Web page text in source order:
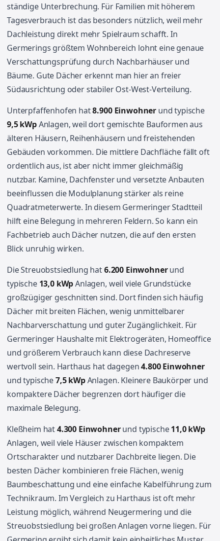
ständige Unterbrechung. Für Familien mit höherem
Tagesverbrauch ist das besonders nützlich, weil mehr
Dachleistung direkt mehr Spielraum schafft. In
Germerings größtem Wohnbereich lohnt eine genaue
Verschattungsprüfung durch Nachbarhäuser und
Bäume. Gute Dächer erkennt man hier an freier
Südausrichtung oder stabiler Ost-West-Verteilung.
Unterpfaffenhofen hat8.900 Einwohner und typische
9,5 kWpAnlagen, weil dort gemischte Bauformen aus
älteren Häusern, Reihenhäusern und freistehenden
Gebäuden vorkommen. Die mittlere Dachfläche fällt oft
ordentlich aus, ist aber nicht immer gleichmäßig
nutzbar. Kamine, Dachfenster und versetzte Anbauten
beeinflussen die Modulplanung stärker als reine
Quadratmeterwerte. In diesem Germeringer Stadtteil
hilft eine Belegung in mehreren Feldern. So kann ein
Fachbetrieb auch Dächer nutzen, die auf den ersten
Blick unruhig wirken.
Die Streuobstsiedlung hat6.200 Einwohnerund
typische 13,0 kWpAnlagen, weil viele Grundstücke
großzügiger geschnitten sind. Dort finden sich häufig
Dächer mit breiten Flächen, wenig unmittelbarer
Nachbarverschattung und guter Zugänglichkeit. Für
Germeringer Haushalte mit Elektrogeräten, Homeoffice
und größerem Verbrauch kann diese Dachreserve
wertvoll sein. Harthaus hat dagegen4.800 Einwohner
und typische7,5 kWpAnlagen. Kleinere Baukörper und
kompaktere Dächer begrenzen dort häufiger die
maximale Belegung.
Kleßheim hat4.300 Einwohnerund typische11,0 kWp
Anlagen, weil viele Häuser zwischen kompaktem
Ortscharakter und nutzbarer Dachbreite liegen. Die
besten Dächer kombinieren freie Flächen, wenig
Baumbeschattung und eine einfache Kabelführung zum
Technikraum. Im Vergleich zu Harthaus ist oft mehr
Leistung möglich, während Neugermering und die
Streuobstsiedlung bei großen Anlagen vorne liegen. Für